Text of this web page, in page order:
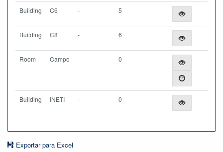
Building C6 - 5
Building C8 - 6
Room Campo 0
Building INETI - 0
Exportar para Excel